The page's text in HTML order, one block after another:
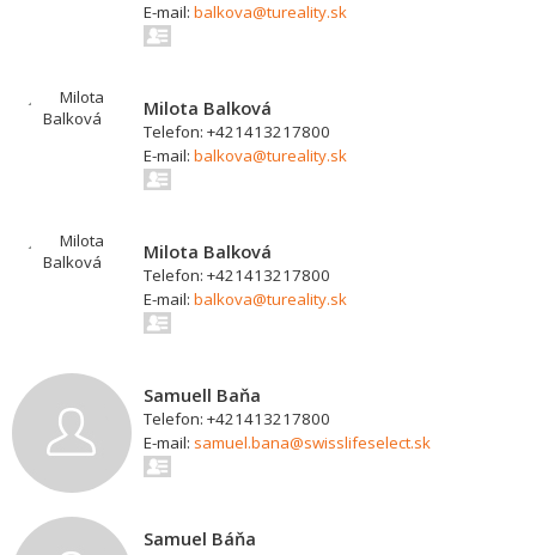
E-mail: balkova@tureality.sk
Milota Balková
Telefon: +421413217800
E-mail: balkova@tureality.sk
Milota Balková
Telefon: +421413217800
E-mail: balkova@tureality.sk
Samuell Baňa
Telefon: +421413217800
E-mail: samuel.bana@swisslifeselect.sk
Samuel Báňa